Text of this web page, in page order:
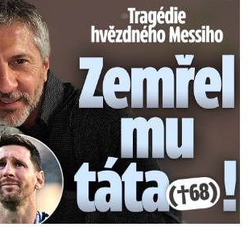
Messiho: Zemřel mu táta (†68)!